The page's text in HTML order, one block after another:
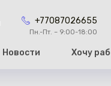
+77087026655
Пн.-Пт. – 9:00-18:00
Новости Хочу